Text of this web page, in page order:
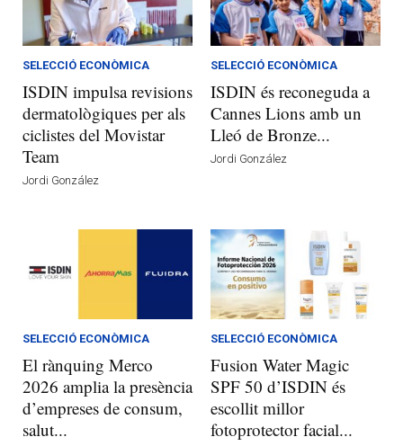
SELECCIÓ ECONÒMICA
ISDIN impulsa revisions
dermatològiques per als
ciclistes del Movistar
Team
Jordi González
SELECCIÓ ECONÒMICA
ISDIN és reconeguda a
Cannes Lions amb un
Lleó de Bronze...
Jordi González
SELECCIÓ ECONÒMICA
El rànquing Merco
2026 amplia la presència
d’empreses de consum,
salut...
SELECCIÓ ECONÒMICA
Fusion Water Magic
SPF 50 d’ISDIN és
escollit millor
fotoprotector facial...